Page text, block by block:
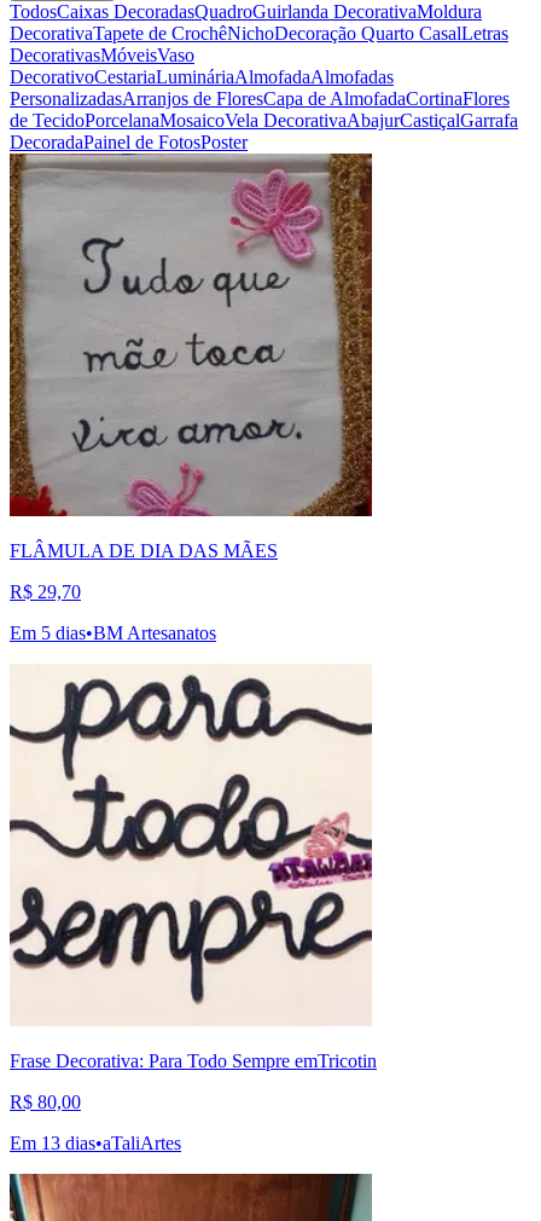
TodosCaixas DecoradasQuadroGuirlanda DecorativaMoldura
DecorativaTapete de CrochêNichoDecoração Quarto CasalLetras
DecorativasMóveisVaso
DecorativoCestariaLumináriaAlmofadaAlmofadas
PersonalizadasArranjos de FloresCapa de AlmofadaCortinaFlores
de TecidoPorcelanaMosaicoVela DecorativaAbajurCastiçalGarrafa
DecoradaPainel de FotosPoster
FLÂMULA DE DIA DAS MÃES
R$ 29,70
Em 5 dias•BM Artesanatos
Frase Decorativa: Para Todo Sempre emTricotin
R$ 80,00
Em 13 dias•aTaliArtes